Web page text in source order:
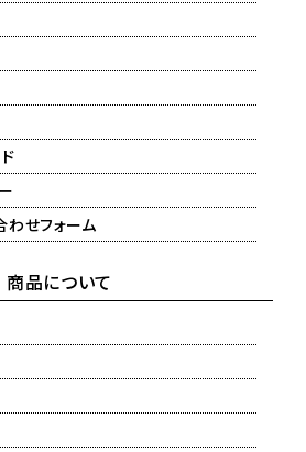
せフォーム
商品について